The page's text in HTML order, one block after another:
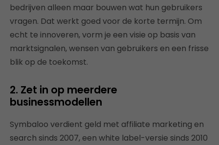
bedrijven alleen maar bouwen wat hun gebruikers
vragen. Dat werkt goed voor de korte termijn. Om
echt te innoveren, vorm je een visie op basis van
marktsignalen, wensen van gebruikers en een frisse
blik op de toekomst.
2. Zet in op meerdere
businessmodellen
Symbaloo verdient geld met affiliate marketing en
search sinds 2007, een white label-versie sinds 2010